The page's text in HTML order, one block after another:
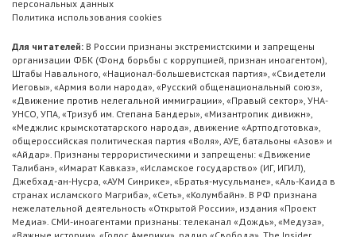
персональных данных
Политика использования cookies
Для читателей: В России признаны экстремистскими и запрещены
организации ФБК (Фонд борьбы с коррупцией, признан иноагентом),
Штабы Навального, «Национал-большевистская партия», «Свидетели
Иеговы», «Армия воли народа», «Русский общенациональный союз»,
«Движение против нелегальной иммиграции», «Правый сектор», УНА-
УНСО, УПА, «Тризуб им. Степана Бандеры», «Мизантропик дивижн»,
«Меджлис крымскотатарского народа», движение «Артподготовка»,
общероссийская политическая партия «Воля», АУЕ, батальоны «Азов» и
«Айдар». Признаны террористическими и запрещены: «Движение
Талибан», «Имарат Кавказ», «Исламское государство» (ИГ, ИГИЛ),
Джебхад-ан-Нусра, «АУМ Синрике», «Братья-мусульмане», «Аль-Каида в
странах исламского Магриба», «Сеть», «Колумбайн». В РФ признана
нежелательной деятельность «Открытой России», издания «Проект
Медиа». СМИ-иноагентами признаны: телеканал «Дождь», «Медуза»,
«Важные истории», «Голос Америки», радио «Свобода», The Insider,